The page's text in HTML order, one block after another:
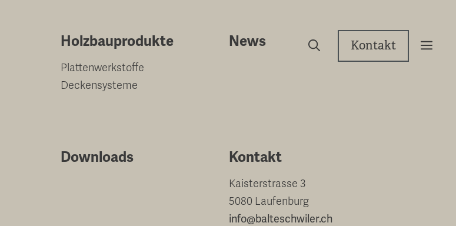
Kontakt
Holzbauprodukte
Plattenwerkstoffe
Deckensysteme
News
Downloads Kontakt
Kaisterstrasse 3
5080 Laufenburg
info@balteschwiler.ch